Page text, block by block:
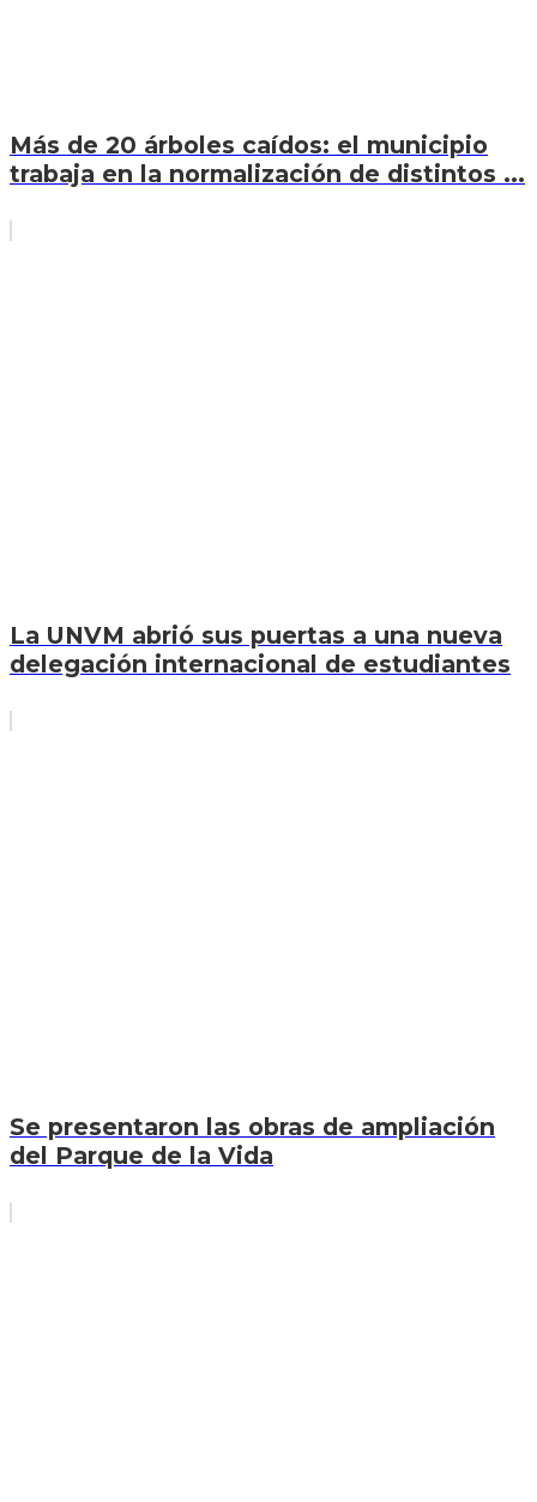
Más de 20 árboles caídos: el municipio
trabaja en la normalización de distintos ...
La UNVM abrió sus puertas a una nueva
delegación internacional de estudiantes
Se presentaron las obras de ampliación
del Parque de la Vida